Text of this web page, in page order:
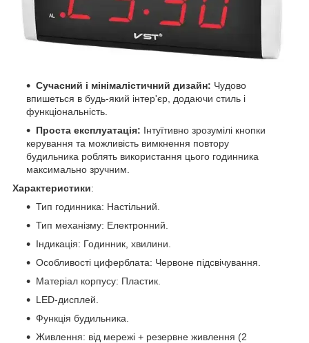
Сучасний і мінімалістичний дизайн: Чудово
впишеться в будь-який інтер'єр, додаючи стиль і
функціональність.
Проста експлуатація: Інтуїтивно зрозумілі кнопки
керування та можливість вимкнення повтору
будильника роблять використання цього годинника
максимально зручним.
Характеристики:
Тип годинника: Настільний.
Тип механізму: Електронний.
Індикація: Годинник, хвилини.
Особливості циферблата: Червоне підсвічування.
Матеріал корпусу: Пластик.
LED-дисплей.
Функція будильника.
Живлення: від мережі + резервне живлення (2